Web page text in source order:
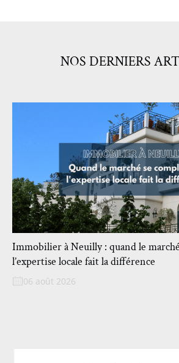
NOS DERNIERS
Immobilier à Neuilly : quand le
l’expertise locale fait la différence
06 août 2026